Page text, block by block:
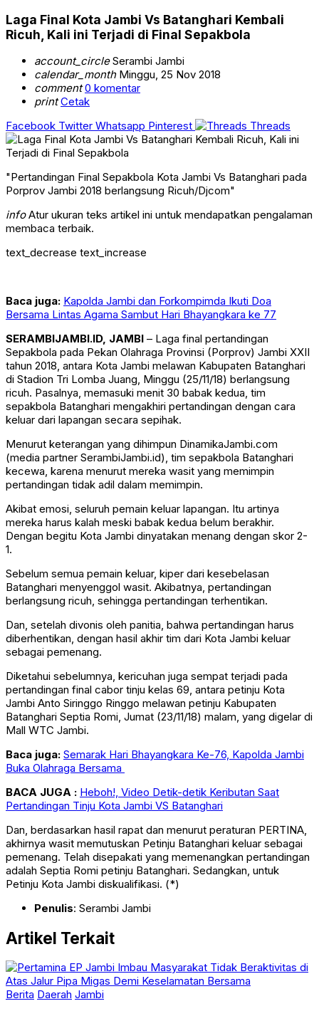
Laga Final Kota Jambi Vs Batanghari Kembali
Ricuh, Kali ini Terjadi di Final Sepakbola
account_circleSerambi Jambi
calendar_monthMinggu, 25 Nov 2018
comment 0 komentar
print Cetak
Facebook Twitter Whatsapp Pinterest Threads
"Pertandingan Final Sepakbola Kota Jambi Vs Batanghari pada
Porprov Jambi 2018 berlangsung Ricuh/Djcom"
infoAtur ukuran teks artikel ini untuk mendapatkan pengalaman
membaca terbaik.
text_decrease text_increase
Baca juga: Kapolda Jambi dan Forkompimda Ikuti Doa
Bersama Lintas Agama Sambut Hari Bhayangkara ke 77
SERAMBIJAMBI.ID, JAMBI – Laga final pertandingan
Sepakbola pada Pekan Olahraga Provinsi (Porprov) Jambi XXII
tahun 2018, antara Kota Jambi melawan Kabupaten Batanghari
di Stadion Tri Lomba Juang, Minggu (25/11/18) berlangsung
ricuh. Pasalnya, memasuki menit 30 babak kedua, tim
sepakbola Batanghari mengakhiri pertandingan dengan cara
keluar dari lapangan secara sepihak.
Menurut keterangan yang dihimpun DinamikaJambi.com
(media partner SerambiJambi.id), tim sepakbola Batanghari
kecewa, karena menurut mereka wasit yang memimpin
pertandingan tidak adil dalam memimpin.
Akibat emosi, seluruh pemain keluar lapangan. Itu artinya
mereka harus kalah meski babak kedua belum berakhir.
Dengan begitu Kota Jambi dinyatakan menang dengan skor 2-
1.
Sebelum semua pemain keluar, kiper dari kesebelasan
Batanghari menyenggol wasit. Akibatnya, pertandingan
berlangsung ricuh, sehingga pertandingan terhentikan.
Dan, setelah divonis oleh panitia, bahwa pertandingan harus
diberhentikan, dengan hasil akhir tim dari Kota Jambi keluar
sebagai pemenang.
Diketahui sebelumnya, kericuhan juga sempat terjadi pada
pertandingan final cabor tinju kelas 69, antara petinju Kota
Jambi Anto Siringgo Ringgo melawan petinju Kabupaten
Batanghari Septia Romi, Jumat (23/11/18) malam, yang digelar di
Mall WTC Jambi.
Baca juga: Semarak Hari Bhayangkara Ke-76, Kapolda Jambi
Buka Olahraga Bersama
BACA JUGA : Heboh!, Video Detik-detik Keributan Saat
Pertandingan Tinju Kota Jambi VS Batanghari
Dan, berdasarkan hasil rapat dan menurut peraturan PERTINA,
akhirnya wasit memutuskan Petinju Batanghari keluar sebagai
pemenang. Telah disepakati yang memenangkan pertandingan
adalah Septia Romi petinju Batanghari. Sedangkan, untuk
Petinju Kota Jambi diskualifikasi. (*)
Penulis: Serambi Jambi
Artikel Terkait
Berita Daerah Jambi